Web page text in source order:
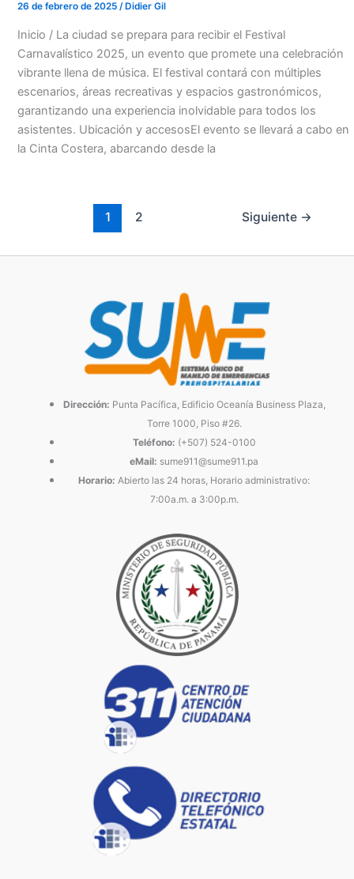
26 de febrero de 2025 / Didier Gil
Inicio / La ciudad se prepara para recibir el Festival
Carnavalístico 2025, un evento que promete una celebración
vibrante llena de música. El festival contará con múltiples
escenarios, áreas recreativas y espacios gastronómicos,
garantizando una experiencia inolvidable para todos los
asistentes. Ubicación y accesosEl evento se llevará a cabo en
la Cinta Costera, abarcando desde la
1 2 Siguiente →
Dirección: Punta Pacífica, Edificio Oceanía Business Plaza,
Torre 1000, Piso #26.
Teléfono: (+507) 524-0100
eMail: sume911@sume911.pa
Horario: Abierto las 24 horas, Horario administrativo:
7:00a.m. a 3:00p.m.